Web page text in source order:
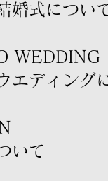
婚式につい
WEDDING
エディング
いて